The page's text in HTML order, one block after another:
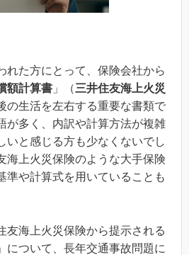
れた方にとって、保険会社から
額計算書 」（三井住友海上火災
の生活を左右する重要な書類で
が多く、内訳や計算方法が複雑
いと感じる方も少なくないでし
海上火災保険のような大手保険
準や計算式を用いていることも
友海上火災保険から提示される
について、長年交通事故問題に